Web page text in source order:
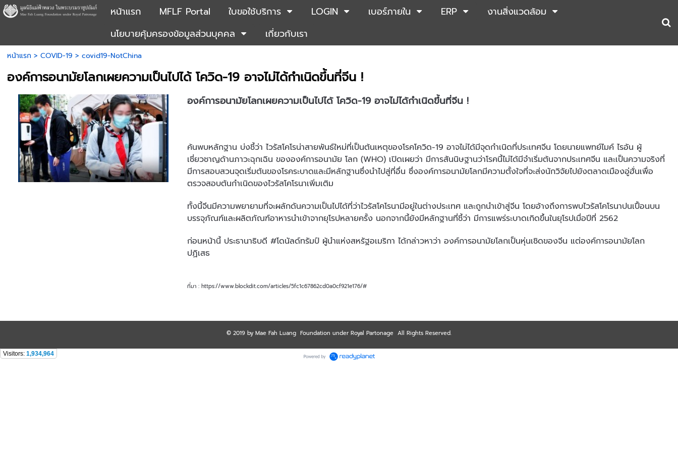
หน้าแรก MFLF Portal ใบขอใช้บริการ LOGIN เบอร์ภายใน ERP
งานสิ่งแวดล้อม
นโยบายคุ้มครองข้อมูลส่วนบุคคล
เกี่ยวกับเรา
หน้าแรก > COVID-19 > covid19-NotChina
องค์การอนามัยโลกเผยความเป็นไปได้ โควิด-19 อาจไม่ได้กำเนิดขึ้นที่จีน !
องค์การอนามัยโลกเผยความเป็นไปได้โควิด-19 อาจไม่ได้กำเนิดขึ้นที่จีน !
ค้นพบหลักฐาน บ่งชี้ว่า ไวรัสโคโรน่าสายพันธ์ใหม่ที่เป็นต้นเหตุของโรคโควิด-19 อาจไม่ได้มีจุดกำเนิดที่ประเทศจีน โดยนายแพทย์ไมค์ ไรอัน ผู้
เชี่ยวชาญด้านภาวะฉุกเฉิน ขององค์การอนามัย โลก (WHO) เปิดเผยว่า มีการสันนิษฐานว่าโรคนี้ไม่ได้มีจำเริ่มต้นจากประเทศจีน และเป็นความจริงที่
มีการสอบสวนจุดเริ่มต้นของโรคระบาดและมีหลักฐานซึ่งนำไปสู่ที่อื่น ซึ่งองค์การอนามัยโลกมีความตั้งใจที่จะส่งนักวิจัยไปยังตลาดเมืองอู่ฮั่นเพื่อ
ตรวจสอบต้นกำเนิดของไวรัสโคโรนาเพิ่มเติม
ทั้งนี้จีนมีความพยายามที่จะผลักดันความเป็นไปได้ที่ว่าไวรัสโคโรนามีอยู่ในต่างประเทศ และถูกนำเข้าสู่จีน โดยอ้างถึงการพบไวรัสโคโรนาปนเปื้อนบน
บรรจุภัณฑ์และผลิตภัณฑ์อาหารนำเข้าจากยุโรปหลายครั้ง นอกจากนี้ยังมีหลักฐานที่ชี้ว่า มีการแพร่ระบาดเกิดขึ้นในยุโรปเมื่อปีที่ 2562
ก่อนหน้านี้ ประธานาธิบดี #โดนัลด์ทรัมป์ ผู้นำแห่งสหรัฐอเมริกา ได้กล่าวหาว่า องค์การอนามัยโลกเป็นหุ่นเชิดของจีน แต่องค์การอนามัยโลก
ปฏิเสธ
ที่มา : https://www.blockdit.com/articles/5fc1c67862cd0a0cf921e176/#
© 2019 by Mae Fah Luang Foundation under Royal Partonage All Rights Reserved.
Visitors: 1,934,964